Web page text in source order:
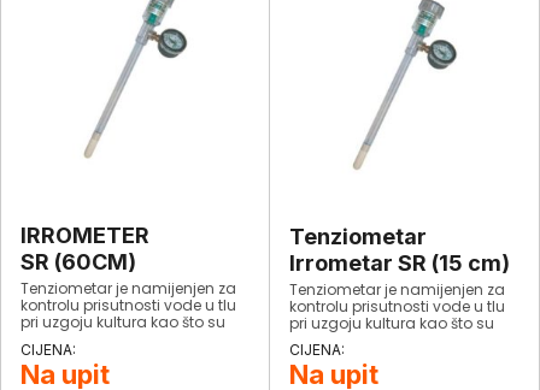
IRROMETER
SR (60CM)
Tenziometar je namijenjen za
kontrolu prisutnosti vode u tlu
pri uzgoju kultura kao što su
šparoge na otvorenim poljima,
u tunelima, u staklenicima,
Na upit
Tenziometar
Irrometar SR (15 cm)
Tenziometar je namijenjen za
kontrolu prisutnosti vode u tlu
pri uzgoju kultura kao što su
jagode, meko voće, povrće,
šparoge na otvorenim poljima,
u tunelima, u staklenicima,
Na upit